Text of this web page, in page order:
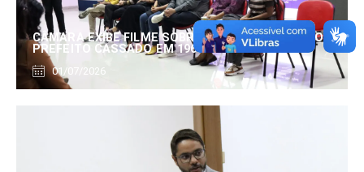
CÂMARA EXIBE FILME SOBRE EDUARDO SERRANO,
PREFEITO CASSADO EM 1960
01/07/2026